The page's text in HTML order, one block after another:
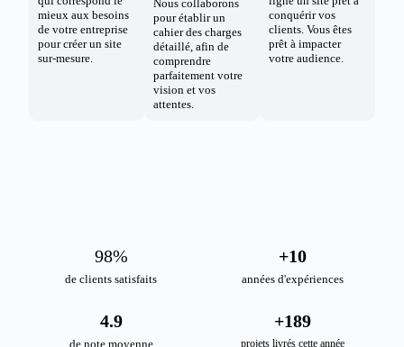
mieux aux besoins
de votre entreprise
pour créer un site
sur-mesure.
Nous collaborons
pour établir un
cahier des charges
détaillé, afin de
comprendre
parfaitement votre
vision et vos
attentes.
conquérir vos
clients. Vous êtes
prêt à impacter
votre audience.
de clients satisfaits
98%
années d'expériences
+10
de note moyenne
4.9
projets livrés cette année
+189